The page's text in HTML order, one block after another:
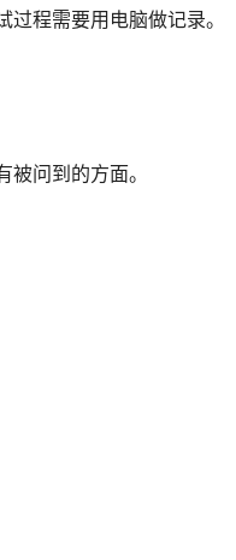
程需要用电脑做记录。
问到的方面。